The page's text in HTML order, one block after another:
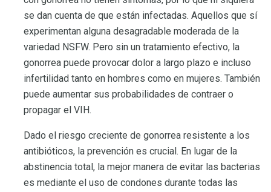
se dan cuenta de que están infectadas. Aquellos que sí
experimentan alguna desagradable moderada de la
variedad NSFW. Pero sin un tratamiento efectivo, la
gonorrea puede provocar dolor a largo plazo e incluso
infertilidad tanto en hombres como en mujeres. También
puede aumentar sus probabilidades de contraer o
propagar el VIH.
Dado el riesgo creciente de gonorrea resistente a los
antibióticos, la prevención es crucial. En lugar de la
abstinencia total, la mejor manera de evitar las bacterias
es mediante el uso de condones durante todas las